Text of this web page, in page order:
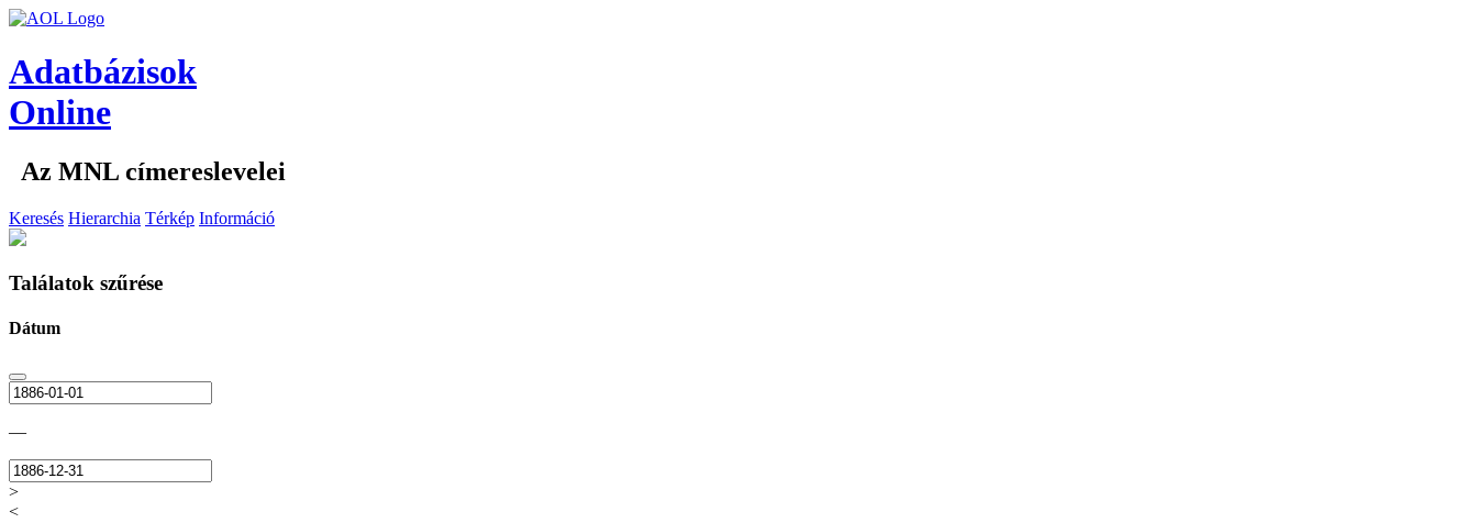
Adatbázisok
Online
Az MNL címereslevelei
Keresés Hierarchia Térkép Információ
Találatok szűrése
Dátum
—
>
<